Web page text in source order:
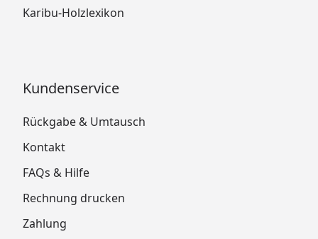
Karibu-Holzlexikon
Kundenservice
Rückgabe & Umtausch
Kontakt
FAQs & Hilfe
Rechnung drucken
Zahlung